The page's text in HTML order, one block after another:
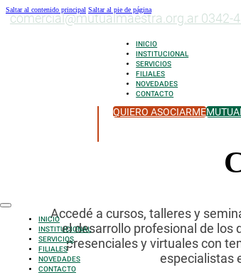
Saltar al contenido principal Saltar al pie de página
comercial@mutualmaestra.org.ar0342-
INICIO
INSTITUCIONAL
SERVICIOS
FILIALES
NOVEDADES
CONTACTO
QUIERO ASOCIARME
INICIO
INSTITUCIONAL
SERVICIOS
FILIALES
NOVEDADES
CONTACTO
Accedé a cursos, talleres y
el desarrollo profesional de los
presenciales y virtuales con
especialistas